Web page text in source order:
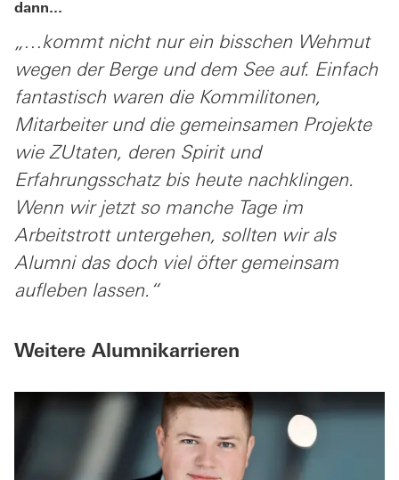
dann...
„…kommt nicht nur ein bisschen Wehmut
wegen der Berge und dem See auf. Einfach
fantastisch waren die Kommilitonen,
Mitarbeiter und die gemeinsamen Projekte
wie ZUtaten, deren Spirit und
Erfahrungsschatz bis heute nachklingen.
Wenn wir jetzt so manche Tage im
Arbeitstrott untergehen, sollten wir als
Alumni das doch viel öfter gemeinsam
aufleben lassen.“
Weitere Alumnikarrieren